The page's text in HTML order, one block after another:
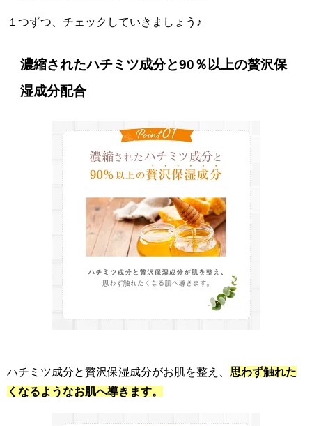
１つずつ、チェックしていきましょう♪
濃縮されたハチミツ成分と90％以上の贅沢保
湿成分配合
ハチミツ成分と贅沢保湿成分がお肌を整え、 思わず触れた
くなるようなお肌へ導きます。